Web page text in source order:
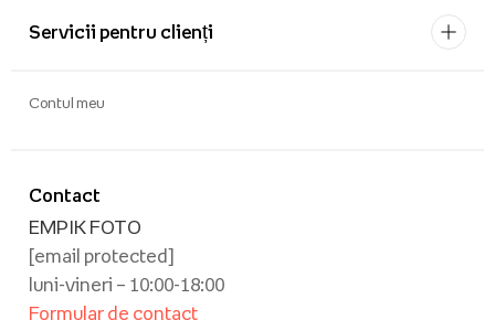
Servicii pentru clienți
Contact
EMPIK FOTO
[email protected]
luni-vineri – 10:00-18:00
Formular de contact
Contul meu